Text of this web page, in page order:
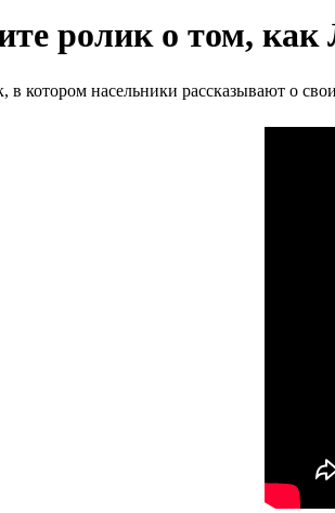
ролик о том,
котором насельники рассказывают о